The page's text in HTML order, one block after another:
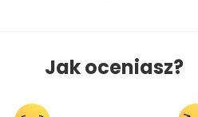
Jak oceniasz?